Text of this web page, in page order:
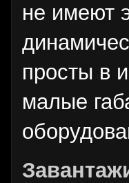
не имеют
просты в
малые